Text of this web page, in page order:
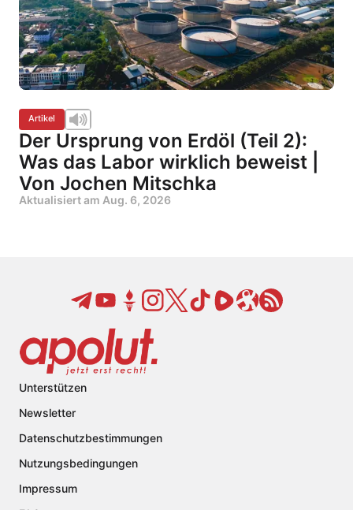
Artikel
Der Ursprung von Erdöl (Teil 2):
Was das Labor wirklich beweist |
Von Jochen Mitschka
Aktualisiert am Aug. 6, 2026
Unterstützen
Newsletter
Datenschutzbestimmungen
Nutzungsbedingungen
Impressum